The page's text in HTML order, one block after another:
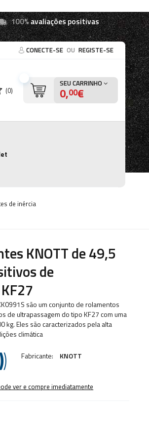
100%avaliações positivas
CONECTE-SE OU REGISTE-SE
(0)
SEU CARRINHO
0,00€
de inércia
KNOTT de 49,5
de
são um conjunto de rolamentos
de ultrapassagem do tipo KF27 com uma
kg. Eles são caracterizados pela alta
climática
Fabricante: KNOTT
ver e compre imediatamente